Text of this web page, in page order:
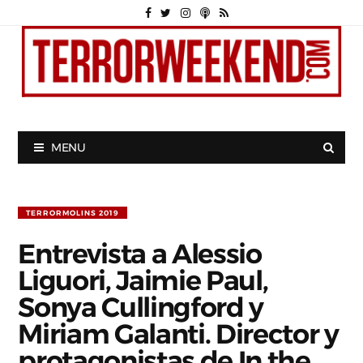
MENU
TERRORMOLINS 2019
Entrevista a Alessio
Liguori, Jaimie Paul,
Sonya Cullingford y
Miriam Galanti. Director y